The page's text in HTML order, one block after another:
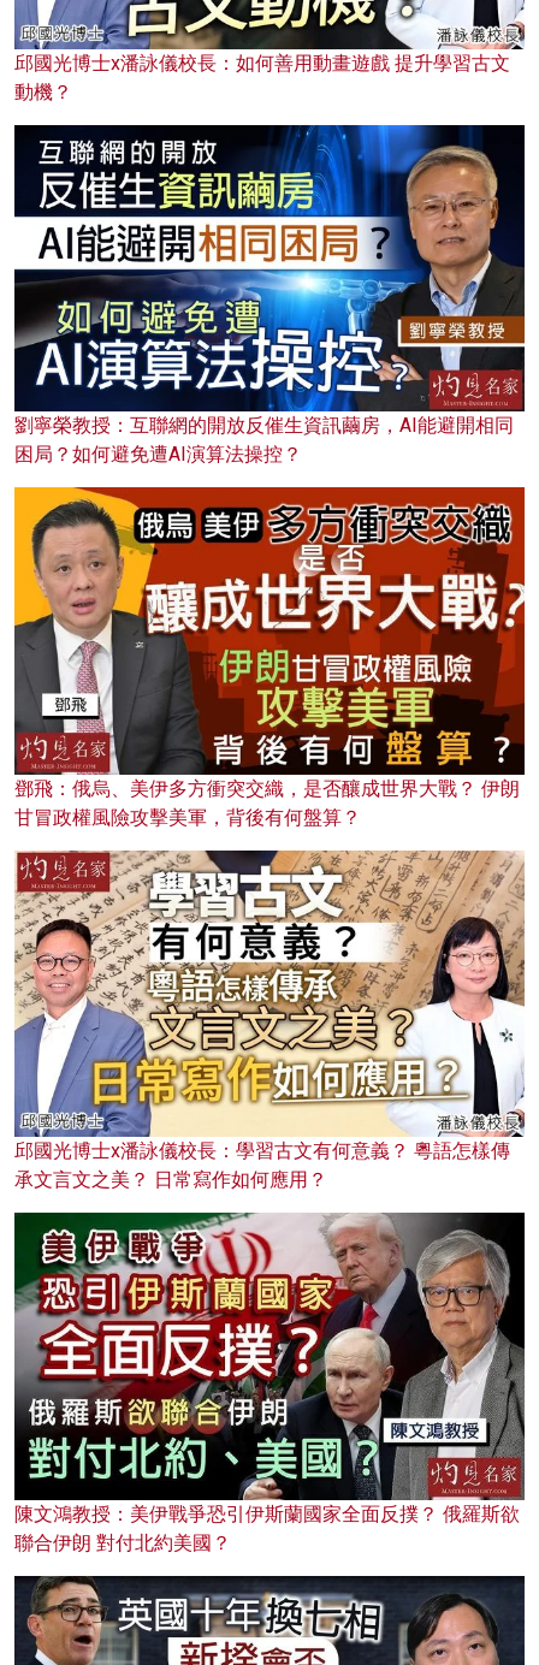
邱國光博士x潘詠儀校長：如何善用動畫遊戲 提升學習古文
動機？
劉寧榮教授：互聯網的開放反催生資訊繭房，AI能避開相同
困局？如何避免遭AI演算法操控？
鄧飛：俄烏、美伊多方衝突交織，是否釀成世界大戰？ 伊朗
甘冒政權風險攻擊美軍，背後有何盤算？
邱國光博士x潘詠儀校長：學習古文有何意義？ 粵語怎樣傳
承文言文之美？ 日常寫作如何應用？
陳文鴻教授：美伊戰爭恐引伊斯蘭國家全面反撲？ 俄羅斯欲
聯合伊朗 對付北約美國？